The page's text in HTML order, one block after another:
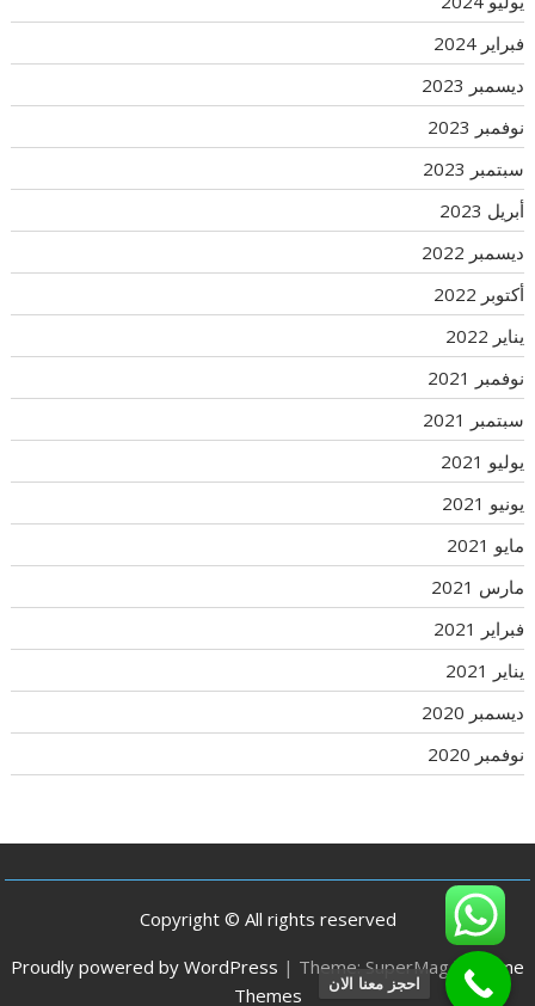
فبراير 2024
ديسمبر 2023
نوفمبر 2023
سبتمبر 2023
أبريل 2023
ديسمبر 2022
أكتوبر 2022
يناير 2022
نوفمبر 2021
سبتمبر 2021
يوليو 2021
يونيو 2021
مايو 2021
مارس 2021
فبراير 2021
يناير 2021
ديسمبر 2020
نوفمبر 2020
Copyright © All rights reserved
Proudly powered by WordPress | Theme: SuperMag by
Acme
Themes
احجز معنا الان